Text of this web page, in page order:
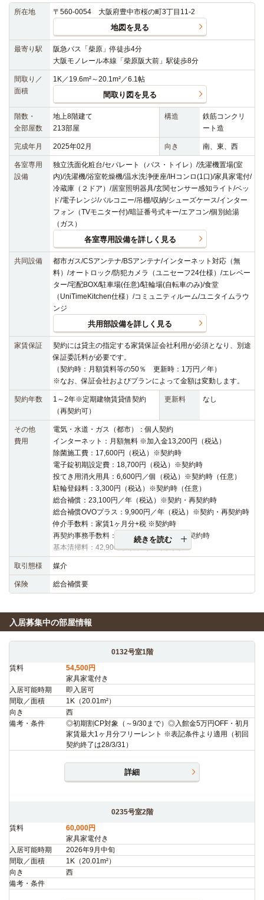
所在地 〒560-0054 大阪府豊中市桜の町3丁目11-2
地図を見る
最寄り駅
阪急バス「柴原」停徒歩4分
大阪モノレール本線「柴原阪大前」駅徒歩8分
間取り／
面積
1K／19.6m²～20.1m²／6.1帖
間取り図を見る
階数・
全部屋数
地上8階建て
213部屋
構造
鉄筋コンクリ
ート造
完成年月 2025年02月 向き 南、東、西
各室専用
設備
独立洗面化粧台/セパレート（バス・トイレ）/洗濯機置場(室
内)/洗濯機/浴室乾燥機/温水洗浄便座/IHコンロ(1口)/家具家電付/
冷蔵庫（２ドア）/居室照明器具/玄関センサー感知ライト/ベッ
ド/電子レンジ/バルコニー/吊棚/収納/シューズケース/インター
フォン（TVモニター付)/暗証番号式キー/エアコン/個別給湯
（ガス）
各室専用設備を詳しく見る
共同設備
都市ガス/CSアンテナ/BSアンテナ/インターネット対応（無
料）/オートロック/防犯カメラ（ユニセーフ24仕様）/エレベー
ター/宅配BOX/駐車場(任意)/駐輪場(自転車のみ)/食堂
（UniTimeKitchen仕様）/コミュニティルーム/ユニタイムラウ
ンジ
共用部設備を詳しく見る
家賃保証
契約には貸主の指定する家賃保証会社利用が必須となり、別途
保証委託料が必要です。
（契約時：月額賃料等の50％ 更新時：1万円／年）
※なお、保証会社およびプランによって金額は変動します。
契約年数
1～2年※定期建物賃貸借契約
（再契約可）
更新料 なし
その他
費用
電気・水道・ガス（都市）：個人契約
インターネット：月額無料 ※加入金13,200円（税込）
除菌施工費：17,600円（税込）※契約時
電子錠初期設定費：18,700円（税込）※契約時
投てき用消火用具：6,600円／個（税込）※契約時（任意）
駐輪登録料：3,300円（税込）※契約時（任意）
総合補償：23,100円／年（税込）※契約・再契約時
総合補償OVOプラス：9,900円／年（税込）※契約・再契約時
仲介手数料：家賃1ヶ月分+税 ※契約時
再契約事務手数料：16,500円（税込）※再契約時
基本清掃料：42,900円（税込）※契約時
続きを読む
取引態様 媒介
保険 総合補償要
入居募集中の部屋情報
0132号室1階
賃料
54,500円
家具家電付き
入居可能時期
即入居可
間取／面積
1K（20.01m²）
向き
西
備考・条件
◎初期割CP対象（～9/30まで）◎入館金5万円OFF・初月
家賃最大1ヶ月分フリーレント ※表記条件より適用（初回
契約終了は28/3/31）
詳細
0235号室2階
賃料
60,000円
家具家電付き
入居可能時期
2026年9月中旬
間取／面積
1K（20.01m²）
向き
西
備考・条件